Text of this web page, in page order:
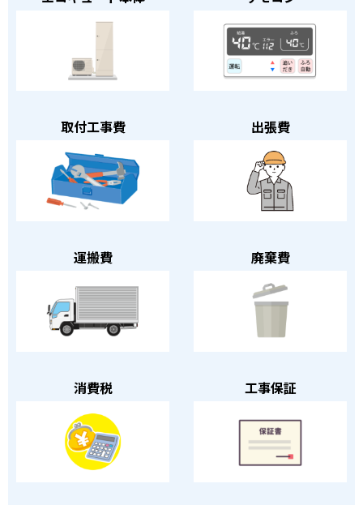
取付工事費 出張費
運搬費 廃棄費
消費税 工事保証